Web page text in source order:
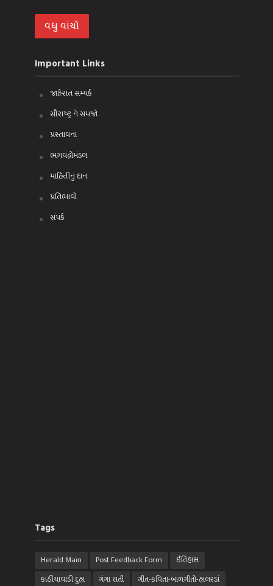
વધુ વાંચો
Important Links
જાહેરાત સમ્પર્ક
સૌરાષ્ટ્ર ને સમજો
પ્રસ્તાવના
ભગવદ્ગોમંડલ
માહિતીનું દાન
પ્રતિભાવો
સંપર્ક
Tags
Herald Main Post Feedback Form
ઈતિહાસ
કાઠીયાવાડી દુહા
ગંગા સતી ગીત-કવિતા-બાળગીતો-હાલરડાં